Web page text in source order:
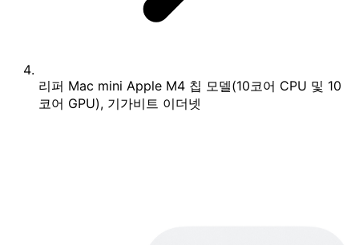
리퍼 Mac mini Apple M4 칩 모델(10코어 CPU 및 10
코어 GPU), 기가비트 이더넷